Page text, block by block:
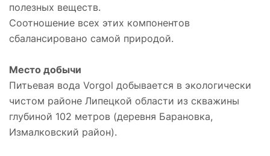
полезных веществ.
Соотношение всех этих компонентов
сбалансировано самой природой.
Место добычи
Питьевая вода Vorgol добывается в экологически
чистом районе Липецкой области из скважины
глубиной 102 метров (деревня Барановка,
Измалковский район).